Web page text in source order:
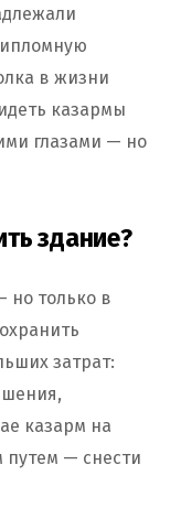
в жизни
казармы
глазами — но
здание?
но только в
затрат:
казарм на
— снести